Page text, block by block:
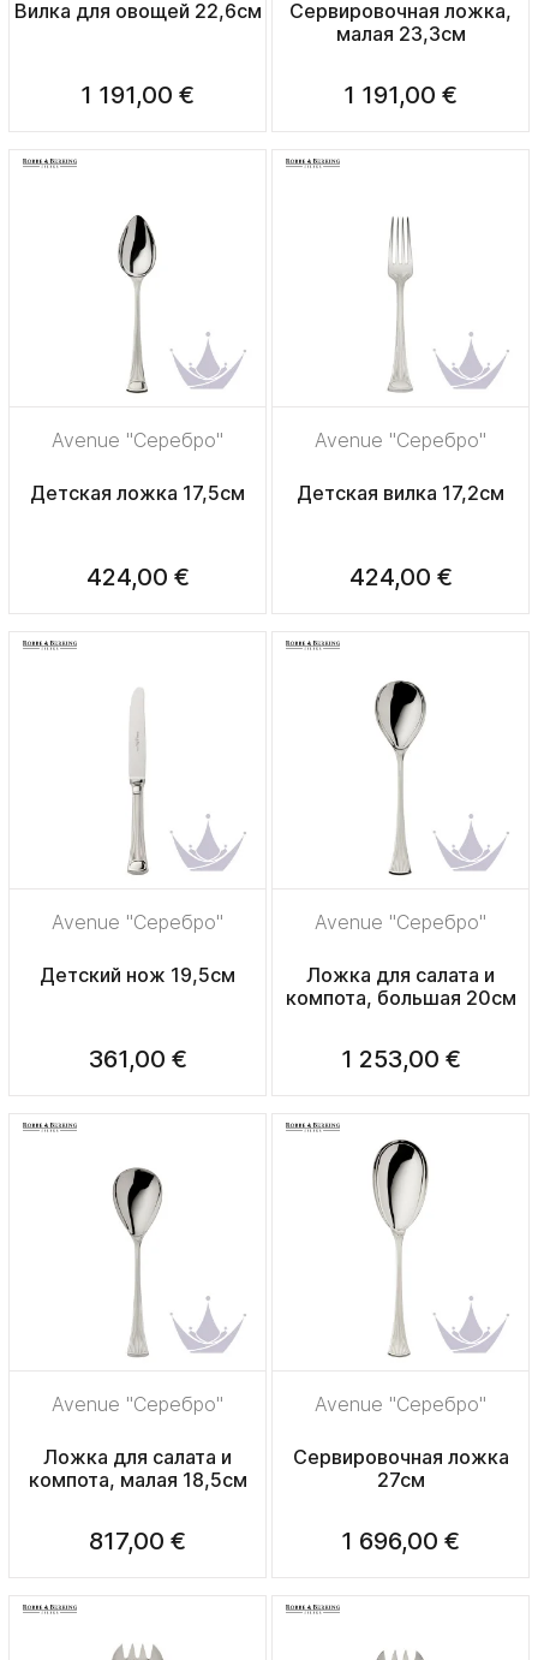
Вилка для овощей 22,6см
1 191,00 €
Сервировочная ложка,
малая 23,3см
1 191,00 €
Avenue "Серебро"
Детская ложка 17,5см
424,00 €
Avenue "Серебро"
Детская вилка 17,2см
424,00 €
Avenue "Серебро"
Детский нож 19,5см
361,00 €
Avenue "Серебро"
Ложка для салата и
компота, большая 20см
1 253,00 €
Avenue "Серебро"
Ложка для салата и
компота, малая 18,5см
817,00 €
Avenue "Серебро"
Сервировочная ложка
27см
1 696,00 €